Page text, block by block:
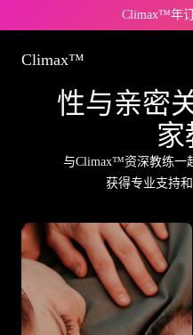
Climax™年
Climax™
性与亲密
家
与Climax™资深教练一
获得专业支持